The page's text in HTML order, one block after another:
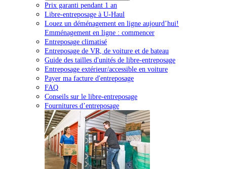
Prix garanti pendant 1 an
Libre-entreposage à U-Haul
Louez un déménagement en ligne aujourd’hui!
Emménagement en ligne : commencer
Entreposage climatisé
Entreposage de VR, de voiture et de bateau
Guide des tailles d'unités de libre-entreposage
Entreposage extérieur/accessible en voiture
Payer ma facture d'entreposage
FAQ
Conseils sur le libre-entreposage
Fournitures d’entreposage